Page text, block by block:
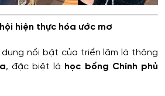
hiện thực hóa ước mơ
nổi bật của triển lãm là thông
, đặc biệt là học bổng Chính phủ